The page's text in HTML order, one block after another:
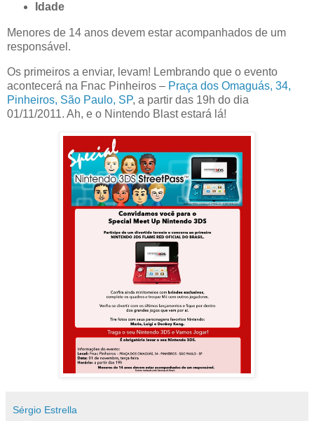
Idade
Menores de 14 anos devem estar acompanhados de um
responsável.
Os primeiros a enviar, levam! Lembrando que o evento
acontecerá na Fnac Pinheiros – Praça dos Omaguás, 34,
Pinheiros, São Paulo, SP, a partir das 19h do dia
01/11/2011. Ah, e o Nintendo Blast estará lá!
Sérgio Estrella